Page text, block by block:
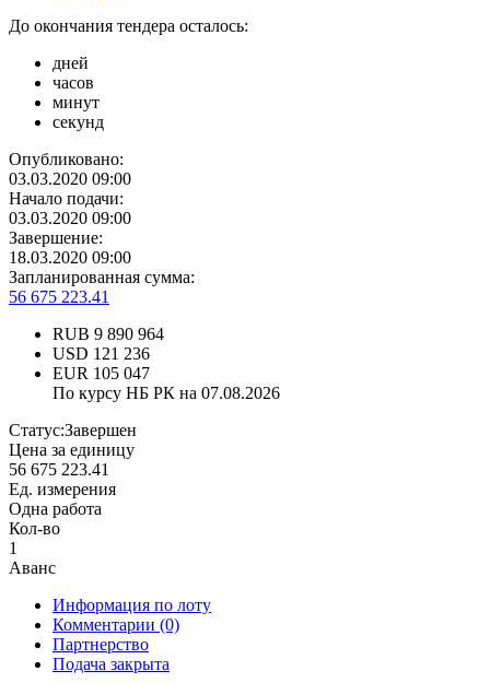
До окончания тендера осталось:
дней
часов
минут
секунд
Опубликовано:
03.03.2020 09:00
Начало подачи:
03.03.2020 09:00
Завершение:
18.03.2020 09:00
Запланированная сумма:
56 675 223.41
RUB 9 890 964
USD 121 236
EUR 105 047
По курсу НБ РК на 07.08.2026
Статус:Завершен
Цена за единицу
56 675 223.41
Ед. измерения
Одна работа
Кол-во
1
Аванс
Информация по лоту
Комментарии (0)
Партнерство
Подача закрыта